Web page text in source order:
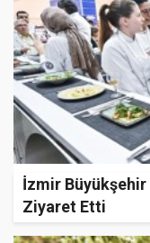
İzmir Büyükşehir
Ziyaret Etti